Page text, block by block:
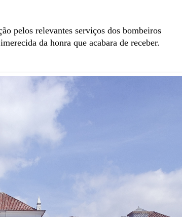
pelos relevantes serviços dos bombeiros
da honra que acabara de receber.